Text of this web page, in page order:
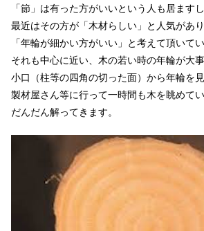
「節」は有った方がいいという人も居ますし
最近はその方が「木材らしい」と人気があり
「年輪が細かい方がいい」と考えて頂いて
それも中心に近い、木の若い時の年輪が大事
小口（柱等の四角の切った面）から年輪を見
製材屋さん等に行って一時間も木を眺めて
だんだん解ってきます。